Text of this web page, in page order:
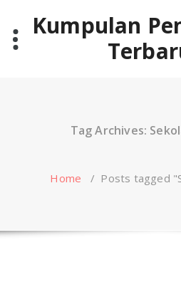
contentKumpulan
Tag Archives:
Home / Posts tagged